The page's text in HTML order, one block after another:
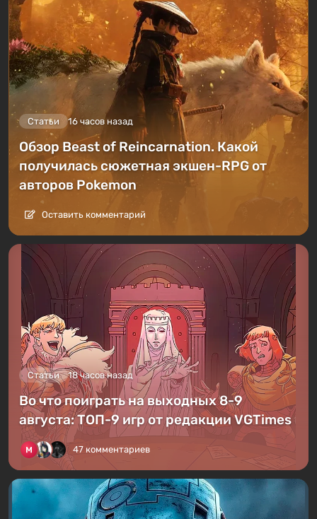
Статьи 16 часов назад
Обзор Beast of Reincarnation. Какой
получилась сюжетная экшен-RPG от
авторов Pokemon
Оставить комментарий
Статьи 18 часов назад
Во что поиграть на выходных 8-9
августа: ТОП-9 игр от редакции VGTimes
47 комментариев